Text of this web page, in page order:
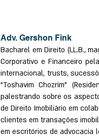
Adv. Gershon Fink
Bacharel em Direito (LL.B.,
Corporativo e Financeiro
internacional, trusts,
"Toshavim Chozrim"
palestrando sobre os
de Direito Imobiliário em
clientes em transações
em escritórios de advocacia